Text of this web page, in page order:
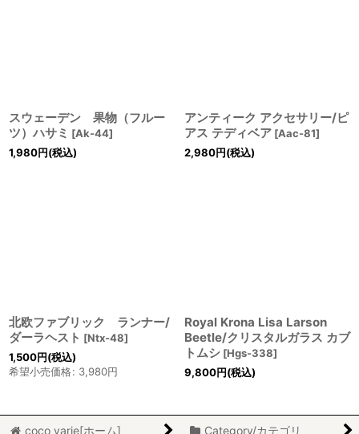
スウェーデン 果物（フルー
ツ）ハサミ [Ak-44]
1,980円(税込)
アンティーク アクセサリー/ピ
アス テディベア [Aac-81]
2,980円(税込)
北欧ファブリック ランナー/
ダーラヘスト [Ntx-48]
1,500円(税込)
希望小売価格: 3,980円
Royal Krona Lisa Larson
Beetle/クリスタルガラス カブ
トムシ [Hgs-338]
9,800円(税込)
coco varie[ホーム] Category/カテゴリ